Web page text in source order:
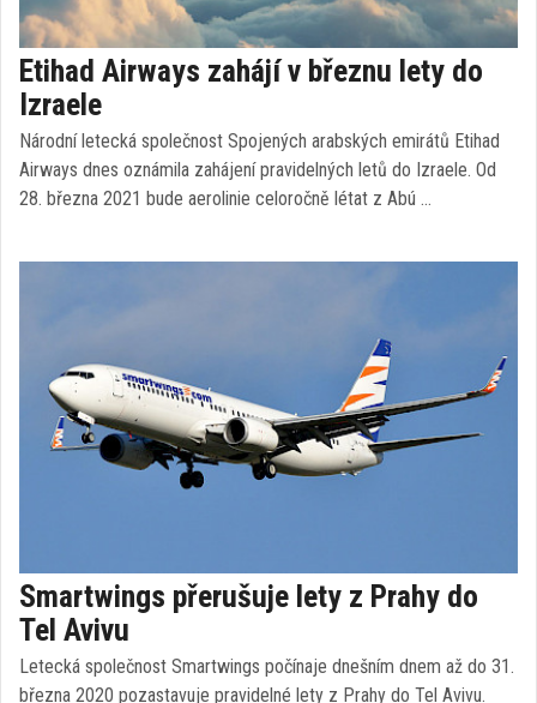
Etihad Airways zahájí v březnu lety do
Izraele
Národní letecká společnost Spojených arabských emirátů Etihad
Airways dnes oznámila zahájení pravidelných letů do Izraele. Od
28. března 2021 bude aerolinie celoročně létat z Abú …
Smartwings přerušuje lety z Prahy do
Tel Avivu
Letecká společnost Smartwings počínaje dnešním dnem až do 31.
března 2020 pozastavuje pravidelné lety z Prahy do Tel Avivu.